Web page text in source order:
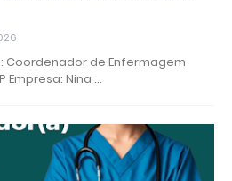
Coordenador de Enfermagem
Empresa: Nina …